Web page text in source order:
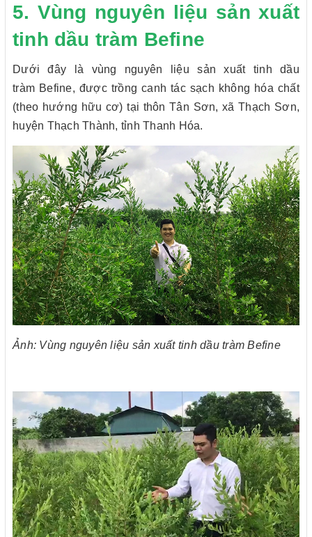
5. Vùng nguyên liệu sản xuất
tinh dầu tràm Befine
Dưới đây là vùng nguyên liệu sản xuất tinh dầu
tràm Befine, được trồng canh tác sạch không hóa chất
(theo hướng hữu cơ) tại thôn Tân Sơn, xã Thạch Sơn,
huyện Thạch Thành, tỉnh Thanh Hóa.
Ảnh: Vùng nguyên liệu sản xuất tinh dầu tràm Befine